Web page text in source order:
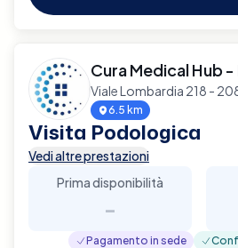
Cura Medical Hub
Viale Lombardia 218 -
6.5 km
Visita Podologica
Vedi altre prestazioni
Prima disponibilità
-
Pagamento in sede